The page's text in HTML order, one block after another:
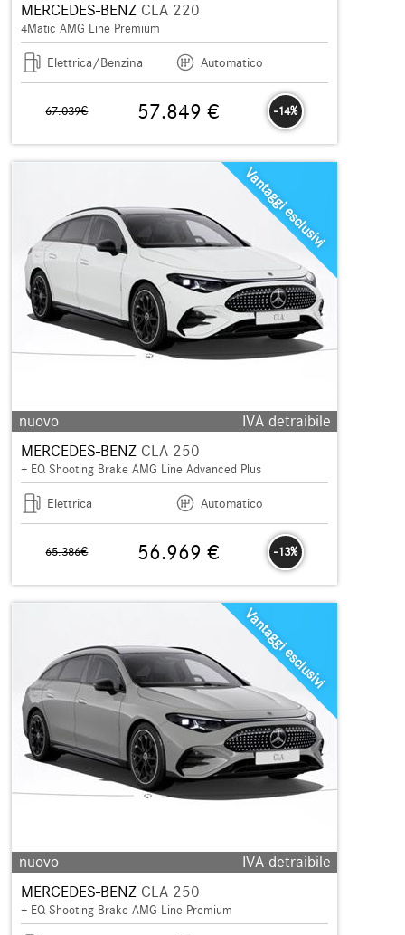
MERCEDES-BENZ CLA 220
4Matic AMG Line Premium
Elettrica/Benzina Automatico
67.039€ -14%
57.849 €
nuovo IVA detraibile
Vantaggi esclusivi
MERCEDES-BENZ CLA 250
+ EQ Shooting Brake AMG Line Advanced Plus
Elettrica Automatico
65.386€ -13%
56.969 €
nuovo IVA detraibile
Vantaggi esclusivi
MERCEDES-BENZ CLA 250
+ EQ Shooting Brake AMG Line Premium